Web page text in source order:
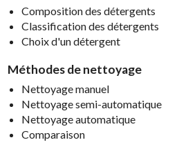
Composition des détergents
Classification des détergents
Choix d'un détergent
Méthodes de nettoyage
Nettoyage manuel
Nettoyage semi-automatique
Nettoyage automatique
Comparaison